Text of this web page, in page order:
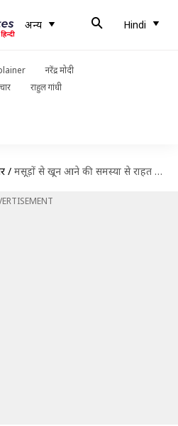
अन्य Hindi
नरेंद्र मोदी
राहुल गांधी
/ मसूड़ों से खून आने की समस्या से राहत पाने के लिए अपनाएं ये घरेलू नुस्खे